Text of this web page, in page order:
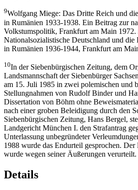
9Wolfgang Miege: Das Dritte Reich und
in Rumänien 1933-1938. Ein Beitrag zur
Volkstumspolitik, Frankfurt am Main 1972.
Nationalsozialistische Deutschland und die
in Rumänien 1936-1944, Frankfurt am
10In der Siebenbürgischen Zeitung, dem
Landsmannschaft der Siebenbürger
am 15. Juli 1985 in zwei polemischen und
Stellungnahmen von Rudolf Binder und
Dissertation von Böhm ohne
nach einer groben Beleidigung durch den
Siebenbürgischen Zeitung, Hans Bergel,
Landgericht München I. den Strafantrag
Unterlassung unbegründeter
1988 wurde das Endurteil gesprochen.
wurde wegen seiner Äußerungen verurteilt.
Details